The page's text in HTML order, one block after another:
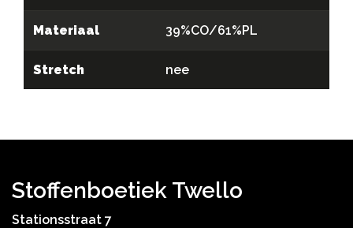
Materiaal 39%CO/61%PL
Stretch nee
Stoffenboetiek Twello
Stationsstraat 7